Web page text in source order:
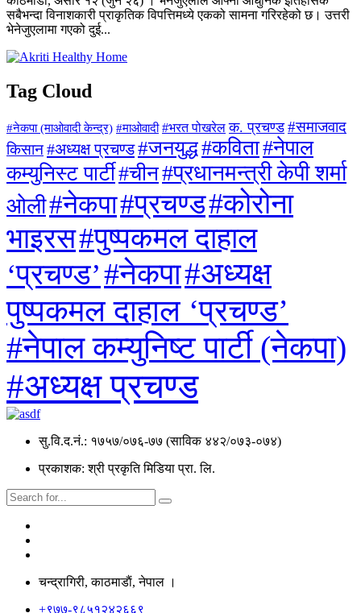
सबैभन्दा विनाशकारी प्राकृतिक विपत्तिमध्ये एकको सामना गरिरहेको छ। उत्तरी
भेनेजुएलामा गएको दुई...
Tag Cloud
#नेकपा (माओवादी केन्द्र) #माओवादी #भरत पोखरेल क. प्रचण्ड #समाजवाद
किसान#अध्यक्ष प्रचण्ड#जनयुद्ध#कविता#नेपाल
कम्युनिस्ट पार्टी#चीन#प्रधानमन्त्री केपी शर्मा
ओली#नेकपा#प्रचण्ड#कोरोना
भाइरस#पुष्पकमल दाहाल
‘प्रचण्ड’#नेकपा#अध्यक्ष
पुष्पकमल दाहाल ‘प्रचण्ड’
#नेपाल कम्युनिष्ट पार्टी (नेकपा)
#अध्यक्ष प्रचण्ड
सु.वि.द.नं.: १७५७/०७६-७७ (साविक ४४२/०७३-०७४)
प्रकाशक: श्री प्रकृति मिडिया प्रा. लि.
चन्द्रागिरी, काठमाडाैं, नेपाल ।
+९७७-९८५१२४२६६९